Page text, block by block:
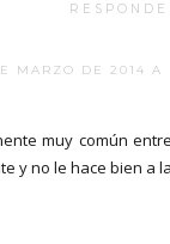
MARZO DE 2014 A
muy común
y no le hace bien a